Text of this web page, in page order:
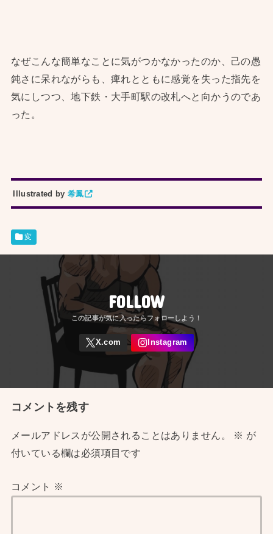
なぜこんな簡単なことに気がつかなかったのか、己の愚
鈍さに呆れながらも、痺れとともに感覚を失った指先を
気にしつつ、地下鉄・大手町駅の改札へと向かうのであ
った。
Illustrated by 希鳳
変
FOLLOW
コメントを残す
メールアドレスが公開されることはありません。 ※ が
付いている欄は必須項目です
コメント ※